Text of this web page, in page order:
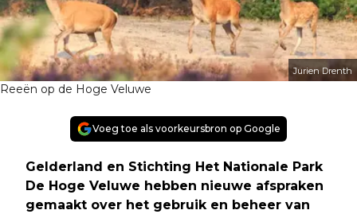
Jurien Drenth
Reeën op de Hoge Veluwe
Voeg toe als voorkeursbron op Google
Gelderland en Stichting Het Nationale Park
De Hoge Veluwe hebben nieuwe afspraken
gemaakt over het gebruik en beheer van